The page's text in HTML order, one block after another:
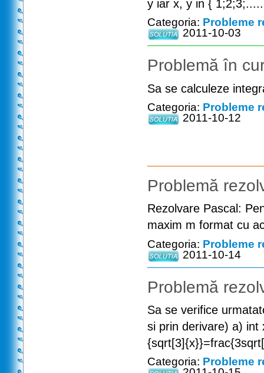
y iar x, y in {
Categoria: Probleme
2011-10-03
Problemă în
Sa se calculeze
Categoria: Probleme
2011-10-12
Problemă
Rezolvare Pascal:
maxim m format cu
Categoria: Probleme
2011-10-14
Problemă
Sa se verifice
si prin derivare) a)
Categoria: Probleme